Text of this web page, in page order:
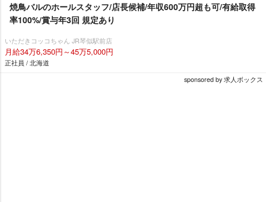
焼鳥バルのホールスタッフ/店長候補/年収600万円超も可/有給取得
率100%/賞与年3回 規定あり
いただきコッコちゃん JR琴似駅前店
月給34万6,350円～45万5,000円
正社員 / 北海道
sponsored by 求人ボックス